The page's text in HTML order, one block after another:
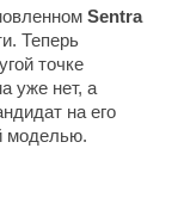
Sentra
Теперь
точке
уже нет, а
на его
моделью.